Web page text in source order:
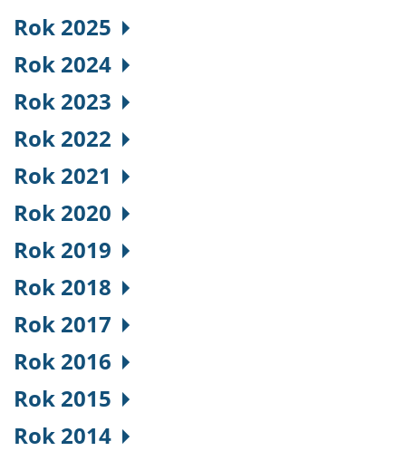
Rok 2025
Rok 2024
Rok 2023
Rok 2022
Rok 2021
Rok 2020
Rok 2019
Rok 2018
Rok 2017
Rok 2016
Rok 2015
Rok 2014